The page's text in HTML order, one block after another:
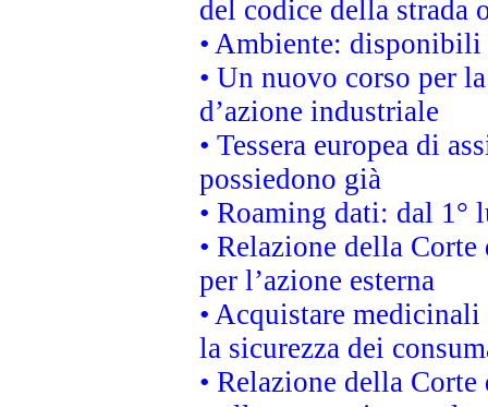
del codice della strada
• Ambiente:
• Un nuovo corso per
d’azione industriale
• Tessera europea di
possiedono già
• Roaming dati: dal
• Relazione della
per l’azione esterna
• Acquistare
la sicurezza dei
• Relazione della